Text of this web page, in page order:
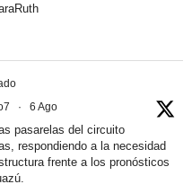
· 6 Ago
pasarelas del circuito
respondiendo a la necesidad
frente a los pronósticos